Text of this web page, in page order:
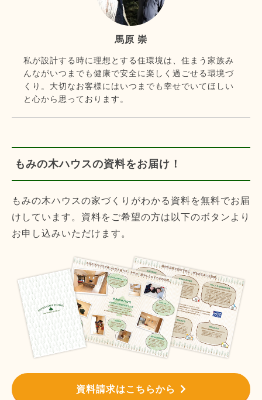
馬原 崇
私が設計する時に理想とする住環境は、住まう家族み
んながいつまでも健康で安全に楽しく過ごせる環境づ
くり。大切なお客様にはいつまでも幸せでいてほしい
と心から思っております。
もみの木ハウスの資料をお届け！
もみの木ハウスの家づくりがわかる資料を無料でお届
けしています。資料をご希望の方は以下のボタンより
お申し込みいただけます。
資料請求はこちらから